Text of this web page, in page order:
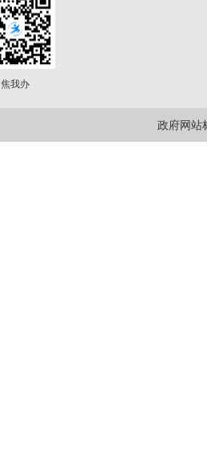
焦我办
政府网站